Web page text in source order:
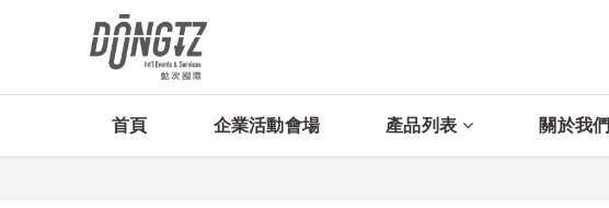
首頁 企業活動會場 產品列表 關於我們